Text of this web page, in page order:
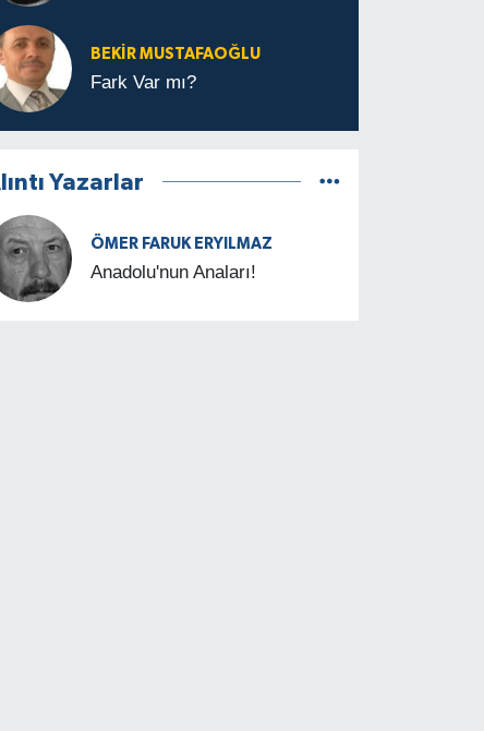
BEKIR MUSTAFAOĞLU
Fark Var mı?
Yazarlar
ÖMER FARUK ERYILMAZ
Anadolu'nun Anaları!